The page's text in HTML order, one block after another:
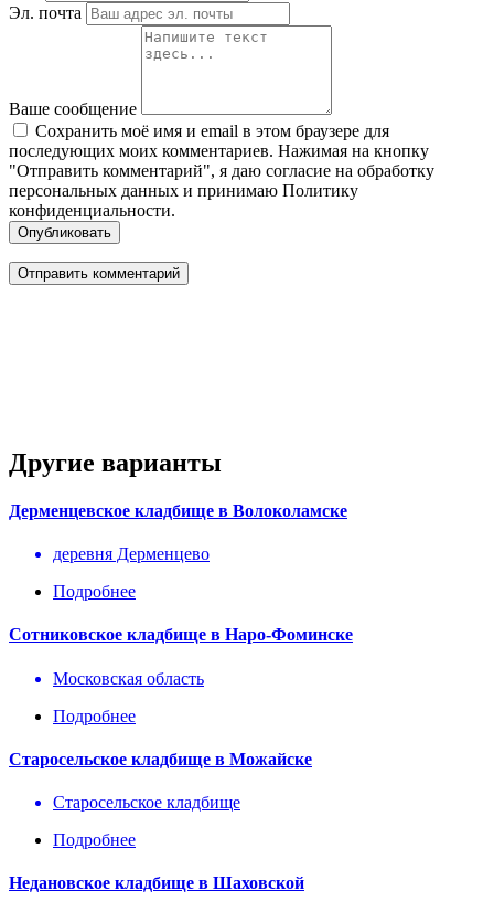
Эл. почта
Ваше сообщение
Сохранить моё имя и email в этом браузере для
последующих моих комментариев. Нажимая на кнопку
"Отправить комментарий", я даю согласие на обработку
персональных данных и принимаю Политику
конфиденциальности.
Опубликовать
Другие варианты
Дерменцевское кладбище в Волоколамске
деревня Дерменцево
Подробнее
Сотниковское кладбище в Наро-Фоминске
Московская область
Подробнее
Старосельское кладбище в Можайске
Старосельское кладбище
Подробнее
Недановское кладбище в Шаховской